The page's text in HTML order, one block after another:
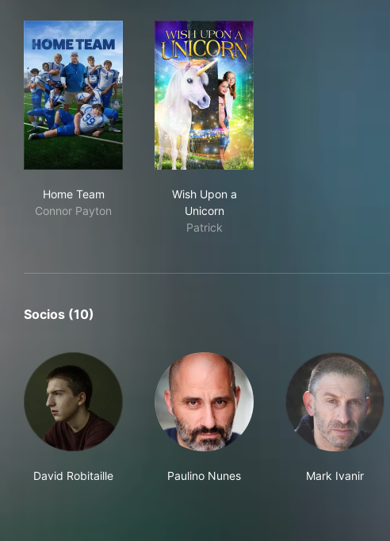
Home Team
Connor Payton
Wish Upon a
Unicorn
Patrick
Socios (10)
David Robitaille Paulino Nunes Mark Ivanir